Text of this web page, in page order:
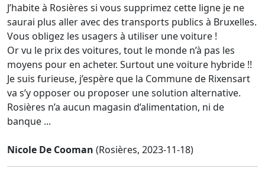
J’habite à Rosières si vous supprimez cette ligne je ne
saurai plus aller avec des transports publics à Bruxelles.
Vous obligez les usagers à utiliser une voiture !
Or vu le prix des voitures, tout le monde n’à pas les
moyens pour en acheter. Surtout une voiture hybride !!
Je suis furieuse, j’espère que la Commune de Rixensart
va s’y opposer ou proposer une solution alternative.
Rosières n’a aucun magasin d’alimentation, ni de
banque ...
Nicole De Cooman (Rosières, 2023-11-18)